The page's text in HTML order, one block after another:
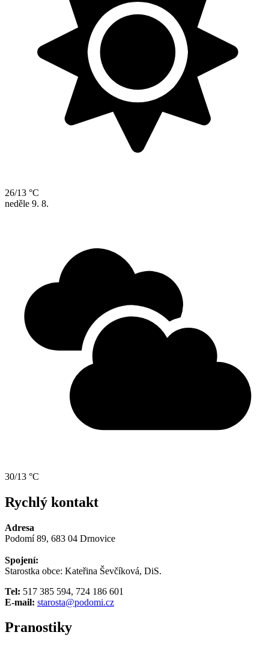
26/13 °C
neděle 9. 8.
30/13 °C
Rychlý kontakt
Adresa
Podomí 89, 683 04 Drnovice
Spojení:
Starostka obce: Kateřina Ševčíková, DiS.
Tel: 517 385 594, 724 186 601
E-mail: starosta@podomi.cz
Pranostiky